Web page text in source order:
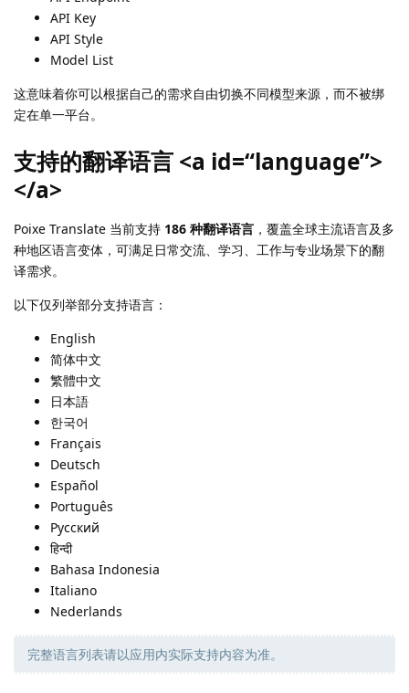
API Key
API Style
Model List
这意味着你可以根据自己的需求自由切换不同模型来源，而不被绑
定在单一平台。
支持的翻译语言 <a id=“language”>
</a>
Poixe Translate 当前支持 186 种翻译语言 ，覆盖全球主流语言及多
种地区语言变体，可满足日常交流、学习、工作与专业场景下的翻
译需求。
以下仅列举部分支持语言：
English
简体中文
繁體中文
日本語
한국어
Français
Deutsch
Español
Português
Русский
हिन्दी
Bahasa Indonesia
Italiano
Nederlands
完整语言列表请以应用内实际支持内容为准。